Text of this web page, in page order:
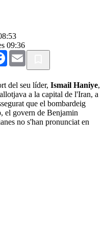
09:36
Facebook
Email
del seu líder, Ismail Haniye,
a la capital de l'Iran, a
que el bombardeig
el govern de Benjamin
no s'han pronunciat en